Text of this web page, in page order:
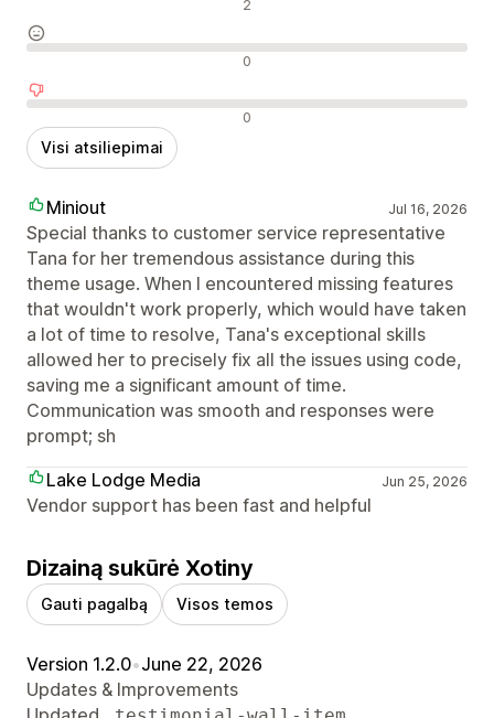
2
0
0
Visi atsiliepimai
Miniout Jul 16, 2026
Special thanks to customer service representative
Tana for her tremendous assistance during this
theme usage. When I encountered missing features
that wouldn't work properly, which would have taken
a lot of time to resolve, Tana's exceptional skills
allowed her to precisely fix all the issues using code,
saving me a significant amount of time.
Communication was smooth and responses were
prompt; sh
Lake Lodge Media
Jun 25, 2026
Vendor support has been fast and helpful
Dizainą sukūrė Xotiny
Gauti pagalbą Visos temos
Version 1.2.0•June 22, 2026
Updates & Improvements